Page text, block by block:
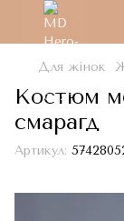
Для жінок
Костюм
смарагд
Артикул: